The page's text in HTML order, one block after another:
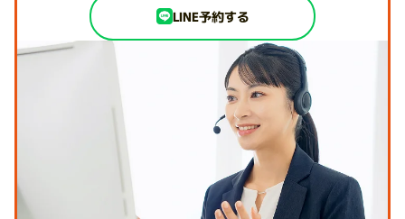
LINE予約する